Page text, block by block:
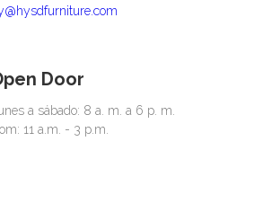
Door
a sábado: 8 a. m. a 6 p. m.
11 a.m. - 3 p.m.